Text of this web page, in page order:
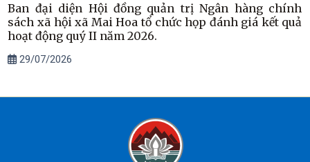
Ban đại diện Hội đồng quản trị Ngân hàng chính
sách xã hội xã Mai Hoa tổ chức họp đánh giá kết quả
hoạt động quý II năm 2026.
29/07/2026